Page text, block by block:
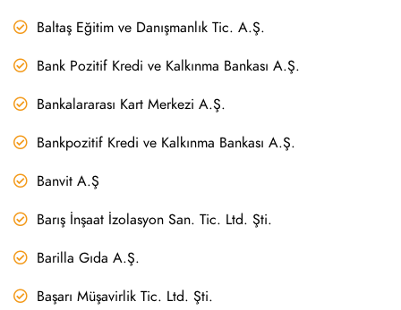
Baltaş Eğitim ve Danışmanlık Tic. A.Ş.
Bank Pozitif Kredi ve Kalkınma Bankası A.Ş.
Bankalararası Kart Merkezi A.Ş.
Bankpozitif Kredi ve Kalkınma Bankası A.Ş.
Banvit A.Ş
Barış İnşaat İzolasyon San. Tic. Ltd. Şti.
Barilla Gıda A.Ş.
Başarı Müşavirlik Tic. Ltd. Şti.